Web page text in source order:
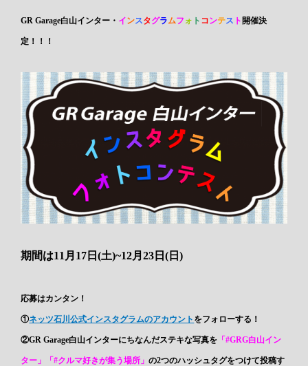
GR Garage白山インター・ インスタグラ ムフ ォ ト コンテス ト 開催決
定！！！
期間は11月17日(土)~12月23日(日)
応募はカンタン！
①ネッツ石川公式インスタグラムのアカウント をフォローする！
②GR Garage白山インターにちなんだステキな写真を 「#GRG白山イン
ター」「#クルマ好きが集う場所」の2つのハッシュタグをつけて投稿す